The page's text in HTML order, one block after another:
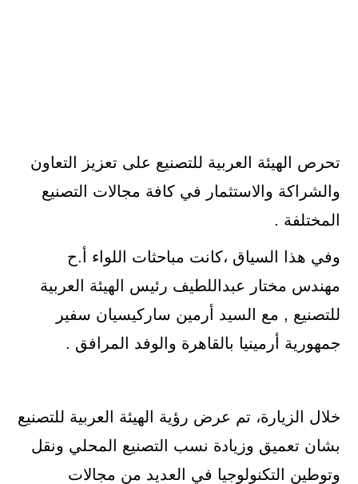
تحرص الهيئة العربية للتصنيع على تعزيز التعاون
والشراكة والاستثمار في كافة مجالات التصنيع
المختلفة .
وفي هذا السياق ،كانت مباحثات اللواء أ.ح
مهندس مختار عبداللطيف رئيس الهيئة العربية
للتصنيع , مع السيد أرمين ساركيسيان سفير
جمهورية أرمينيا بالقاهرة والوفد المرافق .
خلال الزيارة، تم عرض رؤية الهيئة العربية للتصنيع
بشان تعميق وزيادة نسب التصنيع المحلي ونقل
وتوطين التكنولوجيا في العديد من مجالات